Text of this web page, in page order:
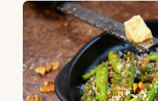
Asparges stekt med nøtter